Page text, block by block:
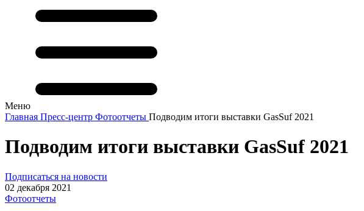
Меню
Главная Пресс-центр Фотоотчеты Подводим итоги выставки GasSuf 2021
Подводим итоги выставки GasSuf 2021
Подписаться на новости
02 декабря 2021
Фотоотчеты